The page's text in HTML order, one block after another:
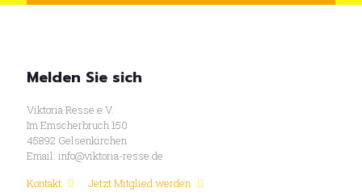
Melden Sie sich
Viktoria Resse e.V.
Im Emscherbruch 150
45892 Gelsenkirchen
Email: info@viktoria-resse.de
Kontakt
Jetzt Mitglied werden